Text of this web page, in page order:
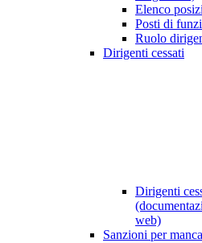
Elenco
Posti di
Ruolo
Dirigenti cessati
Dirigenti
web)
Sanzioni per